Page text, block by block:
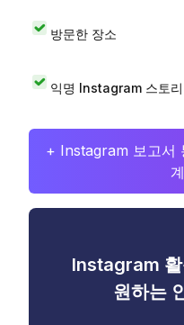
방문한 장소
익명 Instagram 스토리
+ Instagram 보고서
Instagram
원하는